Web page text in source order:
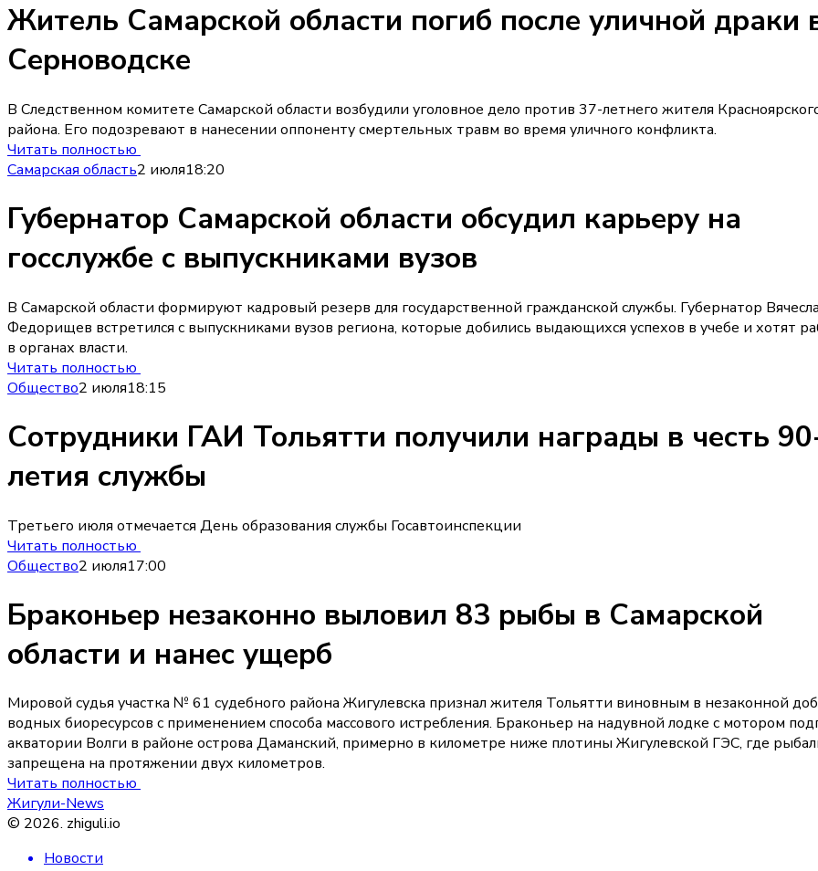
Житель Самарской области погиб после уличной драки
Серноводске
В Следственном комитете Самарской области возбудили уголовное дело против 37-летнего жителя
района. Его подозревают в нанесении оппоненту смертельных травм во время уличного конфликта.
Читать полностью
Самарская область2 июля18:20
Губернатор Самарской области обсудил карьеру на
госслужбе с выпускниками вузов
В Самарской области формируют кадровый резерв для государственной гражданской службы. Губернатор
Федорищев встретился с выпускниками вузов региона, которые добились выдающихся успехов в учебе и хотят
в органах власти.
Читать полностью
Общество2 июля18:15
Сотрудники ГАИ Тольятти получили награды в честь
летия службы
Третьего июля отмечается День образования службы Госавтоинспекции
Читать полностью
Общество2 июля17:00
Браконьер незаконно выловил 83 рыбы в Самарской
области и нанес ущерб
Мировой судья участка № 61 судебного района Жигулевска признал жителя Тольятти виновным в незаконной
водных биоресурсов с применением способа массового истребления. Браконьер на надувной лодке с мотором
акватории Волги в районе острова Даманский, примерно в километре ниже плотины Жигулевской ГЭС, где
запрещена на протяжении двух километров.
Читать полностью
Жигули-News
© 2026. zhiguli.io
Новости